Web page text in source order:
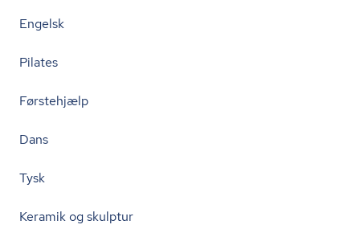
Engelsk
Pilates
Førstehjælp
Dans
Tysk
Keramik og skulptur